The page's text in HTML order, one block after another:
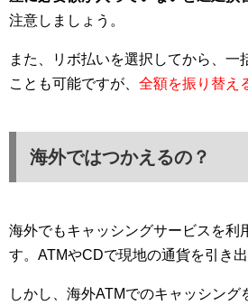
注意しましょう。
また、リボ払いを選択してから、一
ことも可能ですが、 全額を振り替え
海外ではつかえるの？
海外でもキャッシングサービスを利
す。ATMやCDで現地の通貨を引き
しかし、海外ATMでのキャッシング